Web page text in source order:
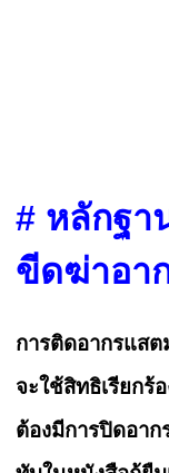
# หลักฐ
ขีดฆ่าอา
การติดอากรแส
จะใช้สิทธิเรียกร้
ต้องมีการปิดอา